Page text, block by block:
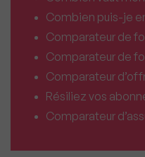
Combien puis-je
Comparateur de
Comparateur de
Comparateur
Résiliez vos
Comparateur